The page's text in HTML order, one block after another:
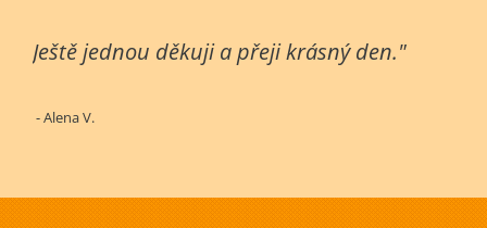
Ještě jednou děkuji a přeji krásný den."
- Alena V.